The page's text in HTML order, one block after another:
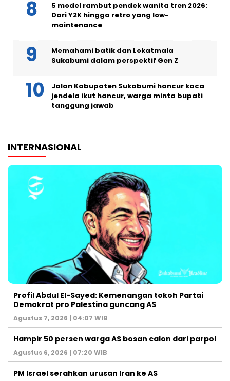
5 model rambut pendek wanita tren 2026:
Dari Y2K hingga retro yang low-
maintenance
Memahami batik dan Lokatmala
Sukabumi dalam perspektif Gen Z
Jalan Kabupaten Sukabumi hancur kaca
jendela ikut hancur, warga minta bupati
tanggung jawab
INTERNASIONAL
Profil Abdul El-Sayed: Kemenangan tokoh Partai
Demokrat pro Palestina guncang AS
Agustus 7, 2026 | 04:07 WIB
Hampir 50 persen warga AS bosan calon dari parpol
Agustus 6, 2026 | 07:20 WIB
PM Israel serahkan urusan Iran ke AS